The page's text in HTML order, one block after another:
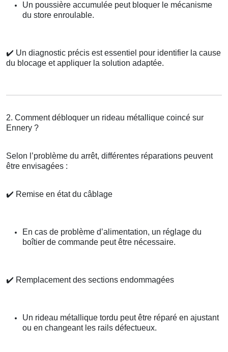
Un poussière accumulée peut bloquer le mécanisme
du store enroulable.
✔️ Un diagnostic précis est essentiel pour identifier la cause
du blocage et appliquer la solution adaptée.
2. Comment débloquer un rideau métallique coincé sur
Ennery ?
Selon l’problème du arrêt, différentes réparations peuvent
être envisagées :
✔️ Remise en état du câblage
En cas de problème d’alimentation, un réglage du
boîtier de commande peut être nécessaire.
✔️ Remplacement des sections endommagées
Un rideau métallique tordu peut être réparé en ajustant
ou en changeant les rails défectueux.